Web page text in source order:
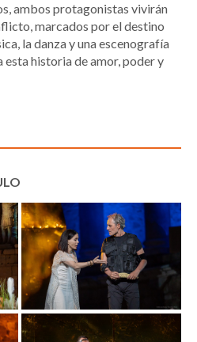
ambos protagonistas vivirán
marcados por el destino
la danza y una escenografía
esta historia de amor, poder y